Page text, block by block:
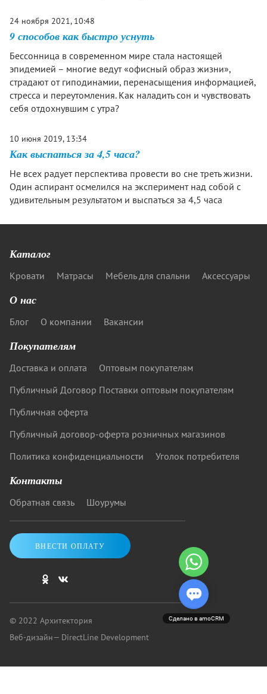
24 ноября 2021, 10:48
9 способов как быстро уснуть
Бессонница в современном мире стала настоящей
эпидемией – многие ведут «офисный образ жизни»,
страдают от гиподинамии, перенасыщения информацией,
стресса и переутомления. Как наладить сон и чувствовать
себя отдохнувшим с утра?
10 июня 2019, 13:34
Как выспаться за 4,5 часа?
Не всех радует перспектива провести во сне треть жизни.
Один аспирант осмелился на эксперимент над собой с
удивительным результатом и выспаться за 4,5 часа
Каталог
Кровати Матрасы Мебель для спальни Аксессуары
О нас
Блог О компании Вакансии
Покупателям
Доставка и оплата
Оптовым покупателям
Публичный Договор Поставки оптовым покупателям
Публичная оферта
Публичный договор-оферта розничных магазинов
Политика конфиденциальности
Уголок потребителя
Контакты
Обратная связь Шоурумы
ВНЕСТИ ОПЛАТУ
© 2022 Архитектория
Веб-дизайн— DirectLine Development
Сделано в amoCRM